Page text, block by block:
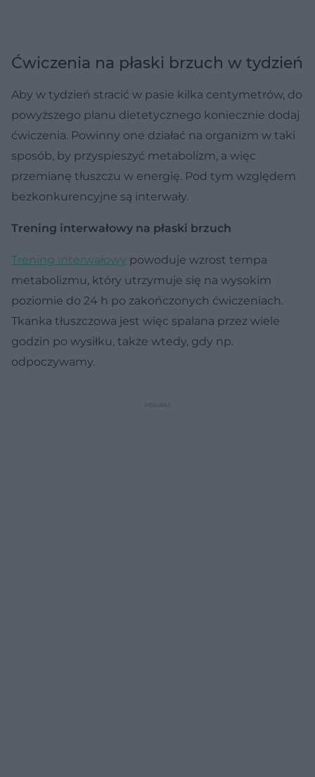
Ćwiczenia na płaski brzuch w tydzień
Aby w tydzień stracić w pasie kilka centymetrów, do
powyższego planu dietetycznego koniecznie dodaj
ćwiczenia. Powinny one działać na organizm w taki
sposób, by przyspieszyć metabolizm, a więc
przemianę tłuszczu w energię. Pod tym względem
bezkonkurencyjne są interwały.
Trening interwałowy na płaski brzuch
Trening interwałowy powoduje wzrost tempa
metabolizmu, który utrzymuje się na wysokim
poziomie do 24 h po zakończonych ćwiczeniach.
Tkanka tłuszczowa jest więc spalana przez wiele
godzin po wysiłku, także wtedy, gdy np.
odpoczywamy.